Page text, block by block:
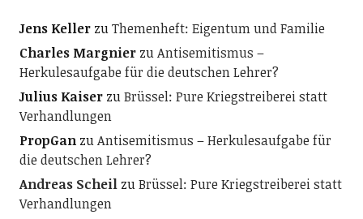
Jens KellerzuThemenheft: Eigentum und Familie
Charles MargnierzuAntisemitismus –
Herkulesaufgabe für die deutschen Lehrer?
Julius KaiserzuBrüssel: Pure Kriegstreiberei statt
Verhandlungen
PropGanzuAntisemitismus – Herkulesaufgabe für
die deutschen Lehrer?
Andreas ScheilzuBrüssel: Pure Kriegstreiberei statt
Verhandlungen